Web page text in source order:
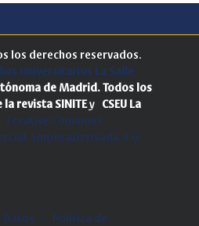
los derechos reservados.
Universitarios La Salle
de Madrid. Todos los
revista SINITEy CSEU La
Creative Commons
SinObraDerivada 4.0
Datos - Politica de